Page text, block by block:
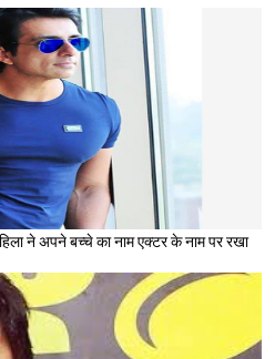
बड़ा अवॉर्ड क्या है ? महिला ने अपने बच्चे का नाम एक्टर के नाम पर रखा